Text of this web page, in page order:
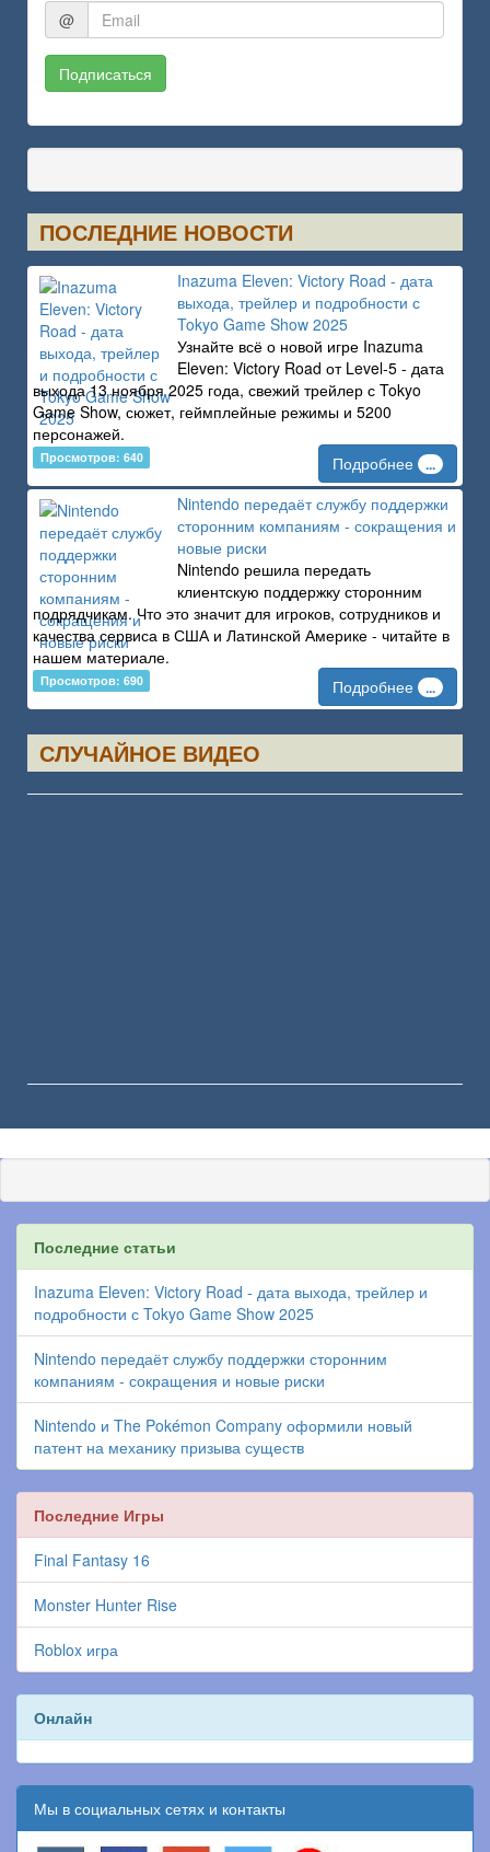
@
Подписаться
ПОСЛЕДНИЕ НОВОСТИ
Inazuma Eleven: Victory Road - дата
выхода, трейлер и подробности с
Tokyo Game Show 2025
Узнайте всё о новой игре Inazuma
Eleven: Victory Road от Level-5 - дата
выхода 13 ноября 2025 года, свежий трейлер с Tokyo
Game Show, сюжет, геймплейные режимы и 5200
персонажей.
Просмотров: 640 Подробнее ...
Nintendo передаёт службу поддержки
сторонним компаниям - сокращения и
новые риски
Nintendo решила передать
клиентскую поддержку сторонним
подрядчикам. Что это значит для игроков, сотрудников и
качества сервиса в США и Латинской Америке - читайте в
нашем материале.
Просмотров: 690 Подробнее ...
СЛУЧАЙНОЕ ВИДЕО
Последние статьи
Inazuma Eleven: Victory Road - дата выхода, трейлер и
подробности с Tokyo Game Show 2025
Nintendo передаёт службу поддержки сторонним
компаниям - сокращения и новые риски
Nintendo и The Pokémon Company оформили новый
патент на механику призыва существ
Последние Игры
Final Fantasy 16
Monster Hunter Rise
Roblox игра
Онлайн
Мы в социальных сетях и контакты